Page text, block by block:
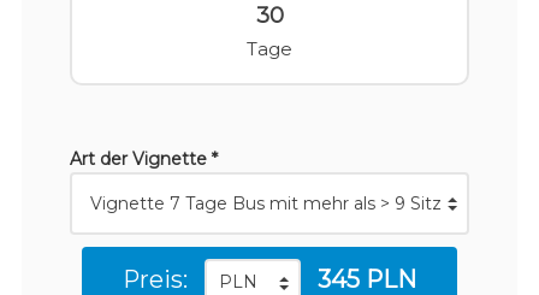
30
Tage
Art der Vignette *
Preis: 345 PLN